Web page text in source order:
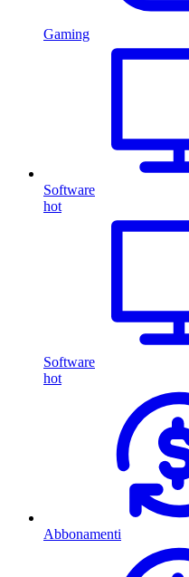
Gaming
Software
hot
Software
hot
Abbonamenti